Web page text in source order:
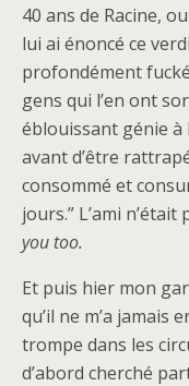
40 ans de Racine,
lui ai énoncé ce
profondément
gens qui l’en ont
éblouissant génie à
avant d’être
consommé et
jours.” L’ami n’était
you too.
Et puis hier mon
qu’il ne m’a jamais
trompe dans les
d’abord cherché